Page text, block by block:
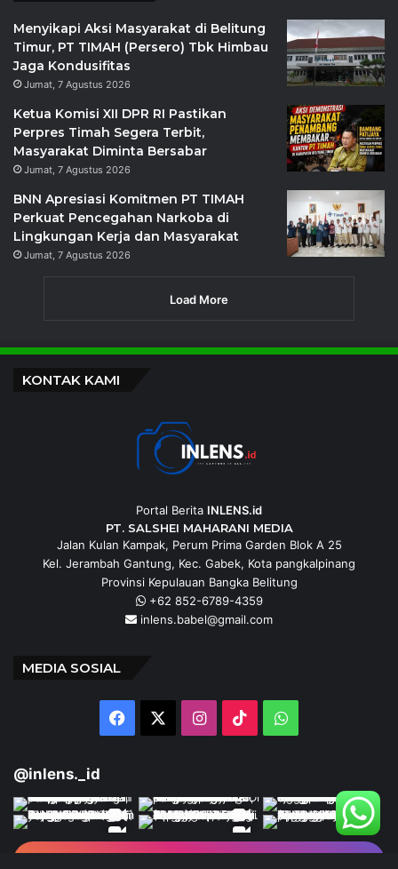
Menyikapi Aksi Masyarakat di Belitung
Timur, PT TIMAH (Persero) Tbk Himbau
Jaga Kondusifitas
Jumat, 7 Agustus 2026
Ketua Komisi XII DPR RI Pastikan
Perpres Timah Segera Terbit,
Masyarakat Diminta Bersabar
Jumat, 7 Agustus 2026
BNN Apresiasi Komitmen PT TIMAH
Perkuat Pencegahan Narkoba di
Lingkungan Kerja dan Masyarakat
Jumat, 7 Agustus 2026
Load More
KONTAK KAMI
Portal Berita INLENS.id
PT. SALSHEI MAHARANI MEDIA
Jalan Kulan Kampak, Perum Prima Garden Blok A 25
Kel. Jerambah Gantung, Kec. Gabek, Kota pangkalpinang
Provinsi Kepulauan Bangka Belitung
+62 852-6789-4359
inlens.babel@gmail.com
MEDIA SOSIAL
Facebook Instagram
TikTokWhatsApp
@inlens._id